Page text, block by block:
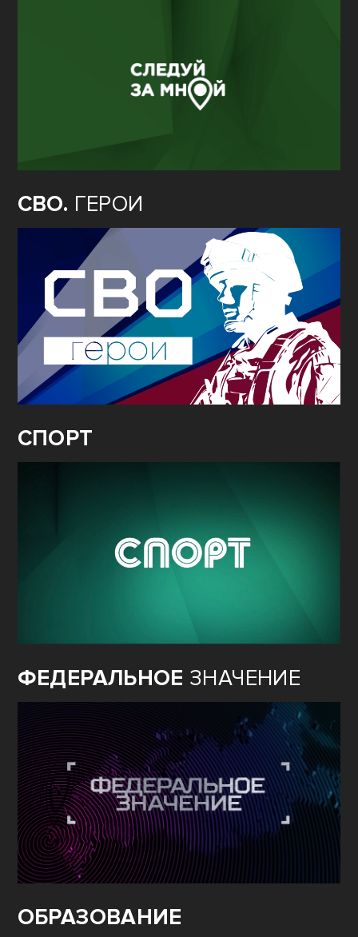
СВО. ГЕРОИ
СПОРТ
ФЕДЕРАЛЬНОЕ ЗНАЧЕНИЕ
ОБРАЗОВАНИЕ